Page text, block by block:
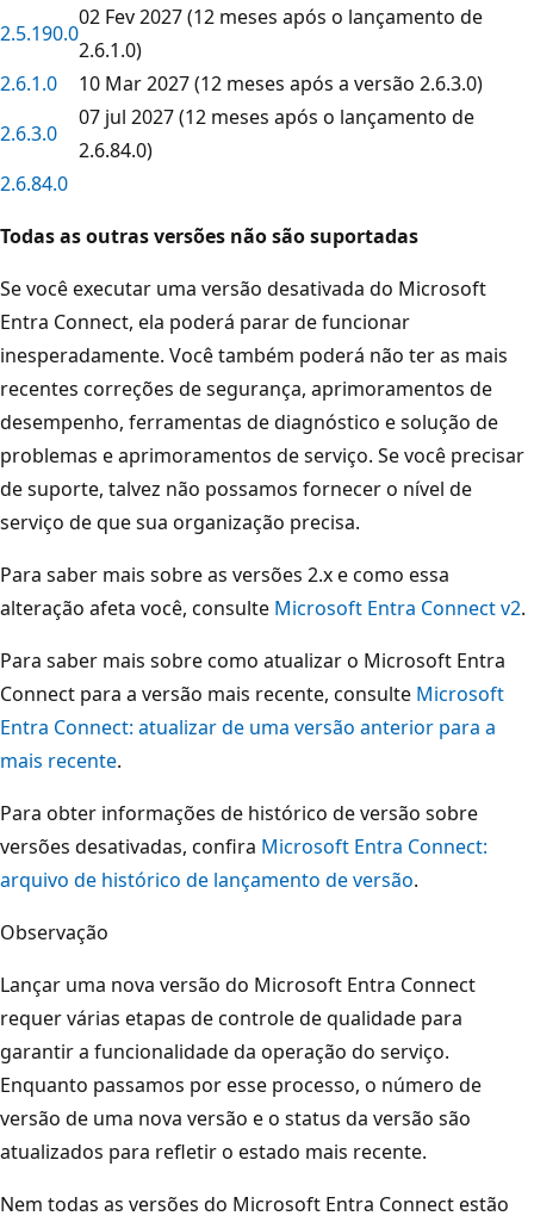
2.5.190.0
02 Fev 2027 (12 meses após o lançamento de
2.6.1.0)
2.6.1.0
10 Mar 2027 (12 meses após a versão 2.6.3.0)
2.6.3.0
07 jul 2027 (12 meses após o lançamento de
2.6.84.0)
2.6.84.0
Todas as outras versões não são suportadas
Se você executar uma versão desativada do Microsoft
Entra Connect, ela poderá parar de funcionar
inesperadamente. Você também poderá não ter as mais
recentes correções de segurança, aprimoramentos de
desempenho, ferramentas de diagnóstico e solução de
problemas e aprimoramentos de serviço. Se você precisar
de suporte, talvez não possamos fornecer o nível de
serviço de que sua organização precisa.
Para saber mais sobre as versões 2.x e como essa
alteração afeta você, consulte Microsoft Entra Connect v2.
Para saber mais sobre como atualizar o Microsoft Entra
Connect para a versão mais recente, consulte Microsoft
Entra Connect: atualizar de uma versão anterior para a
mais recente.
Para obter informações de histórico de versão sobre
versões desativadas, confira Microsoft Entra Connect:
arquivo de histórico de lançamento de versão.
Observação
Lançar uma nova versão do Microsoft Entra Connect
requer várias etapas de controle de qualidade para
garantir a funcionalidade da operação do serviço.
Enquanto passamos por esse processo, o número de
versão de uma nova versão e o status da versão são
atualizados para refletir o estado mais recente.
Nem todas as versões do Microsoft Entra Connect estão